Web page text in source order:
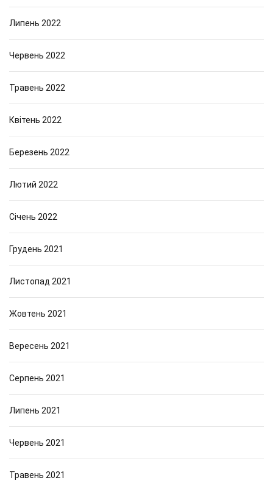
Липень 2022
Червень 2022
Травень 2022
Квітень 2022
Березень 2022
Лютий 2022
Січень 2022
Грудень 2021
Листопад 2021
Жовтень 2021
Вересень 2021
Серпень 2021
Липень 2021
Червень 2021
Травень 2021